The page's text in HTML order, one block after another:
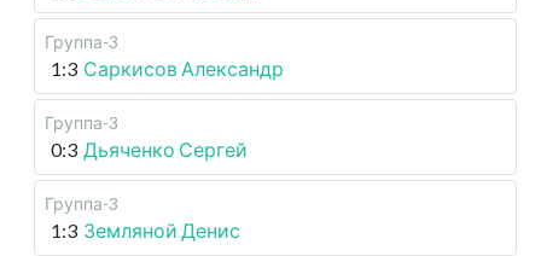
Группа-3
1:3 Саркисов Александр
Группа-3
0:3 Дьяченко Сергей
Группа-3
1:3 Земляной Денис